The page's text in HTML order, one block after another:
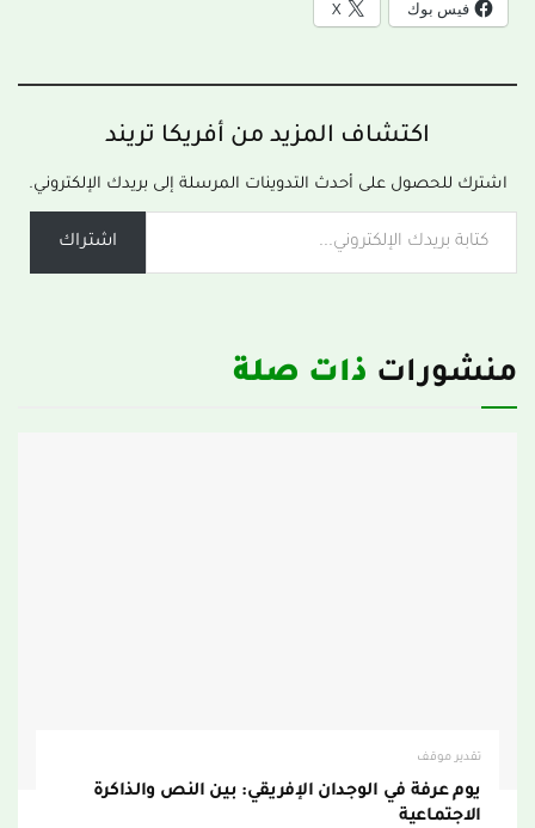
فيس بوك X
اكتشاف المزيد من أفريكا تريند
اشترك للحصول على أحدث التدوينات المرسلة إلى بريدك الإلكتروني.
اشتراك
منشورات ذات صلة
تقدير موقف
يوم عرفة في الوجدان الإفريقي: بين النص والذاكرة
الاجتماعية